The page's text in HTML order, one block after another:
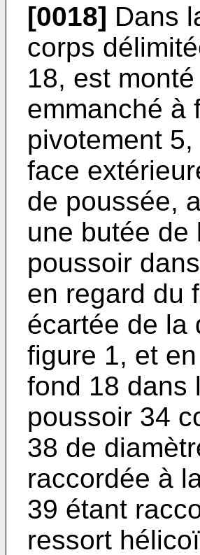
[0018] Dans
corps
18, est
emmanché à
pivotement
face
de poussée,
une butée de
poussoir
en regard du
écartée de la
figure 1, et
fond 18 dans
poussoir 34
38 de
raccordée à
39 étant
ressort